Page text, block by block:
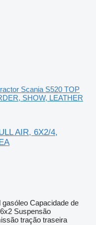
Scania S520 TOP
SHOW, LEATHER
AIR, 6X2/4,
gasóleo Capacidade de
6x2 Suspensão
tração traseira